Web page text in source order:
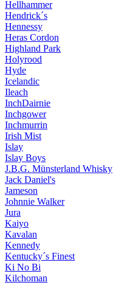
Hellhammer
Hendrick´s
Hennessy
Heras Cordon
Highland Park
Holyrood
Hyde
Icelandic
Ileach
InchDairnie
Inchgower
Inchmurrin
Irish Mist
Islay
Islay Boys
J.B.G. Münsterland Whisky
Jack Daniel's
Jameson
Johnnie Walker
Jura
Kaiyo
Kavalan
Kennedy
Kentucky´s Finest
Ki No Bi
Kilchoman